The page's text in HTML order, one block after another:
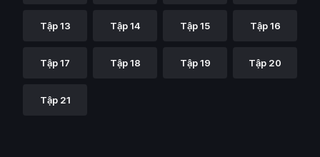
Tập 13 Tập 14 Tập 15 Tập 16
Tập 17 Tập 18 Tập 19 Tập 20
Tập 21